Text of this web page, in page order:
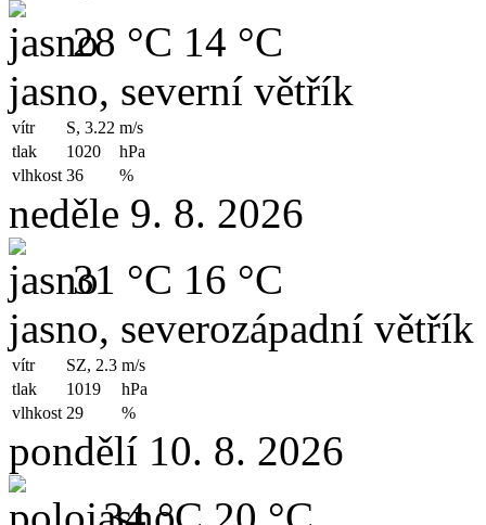
28 °C 14 °C
jasno, severní větřík
vítr S, 3.22 m/s
tlak
1020
hPa
vlhkost 36 %
neděle 9. 8. 2026
31 °C 16 °C
jasno, severozápadní větřík
vítr SZ, 2.3 m/s
tlak
1019
hPa
vlhkost 29 %
pondělí 10. 8. 2026